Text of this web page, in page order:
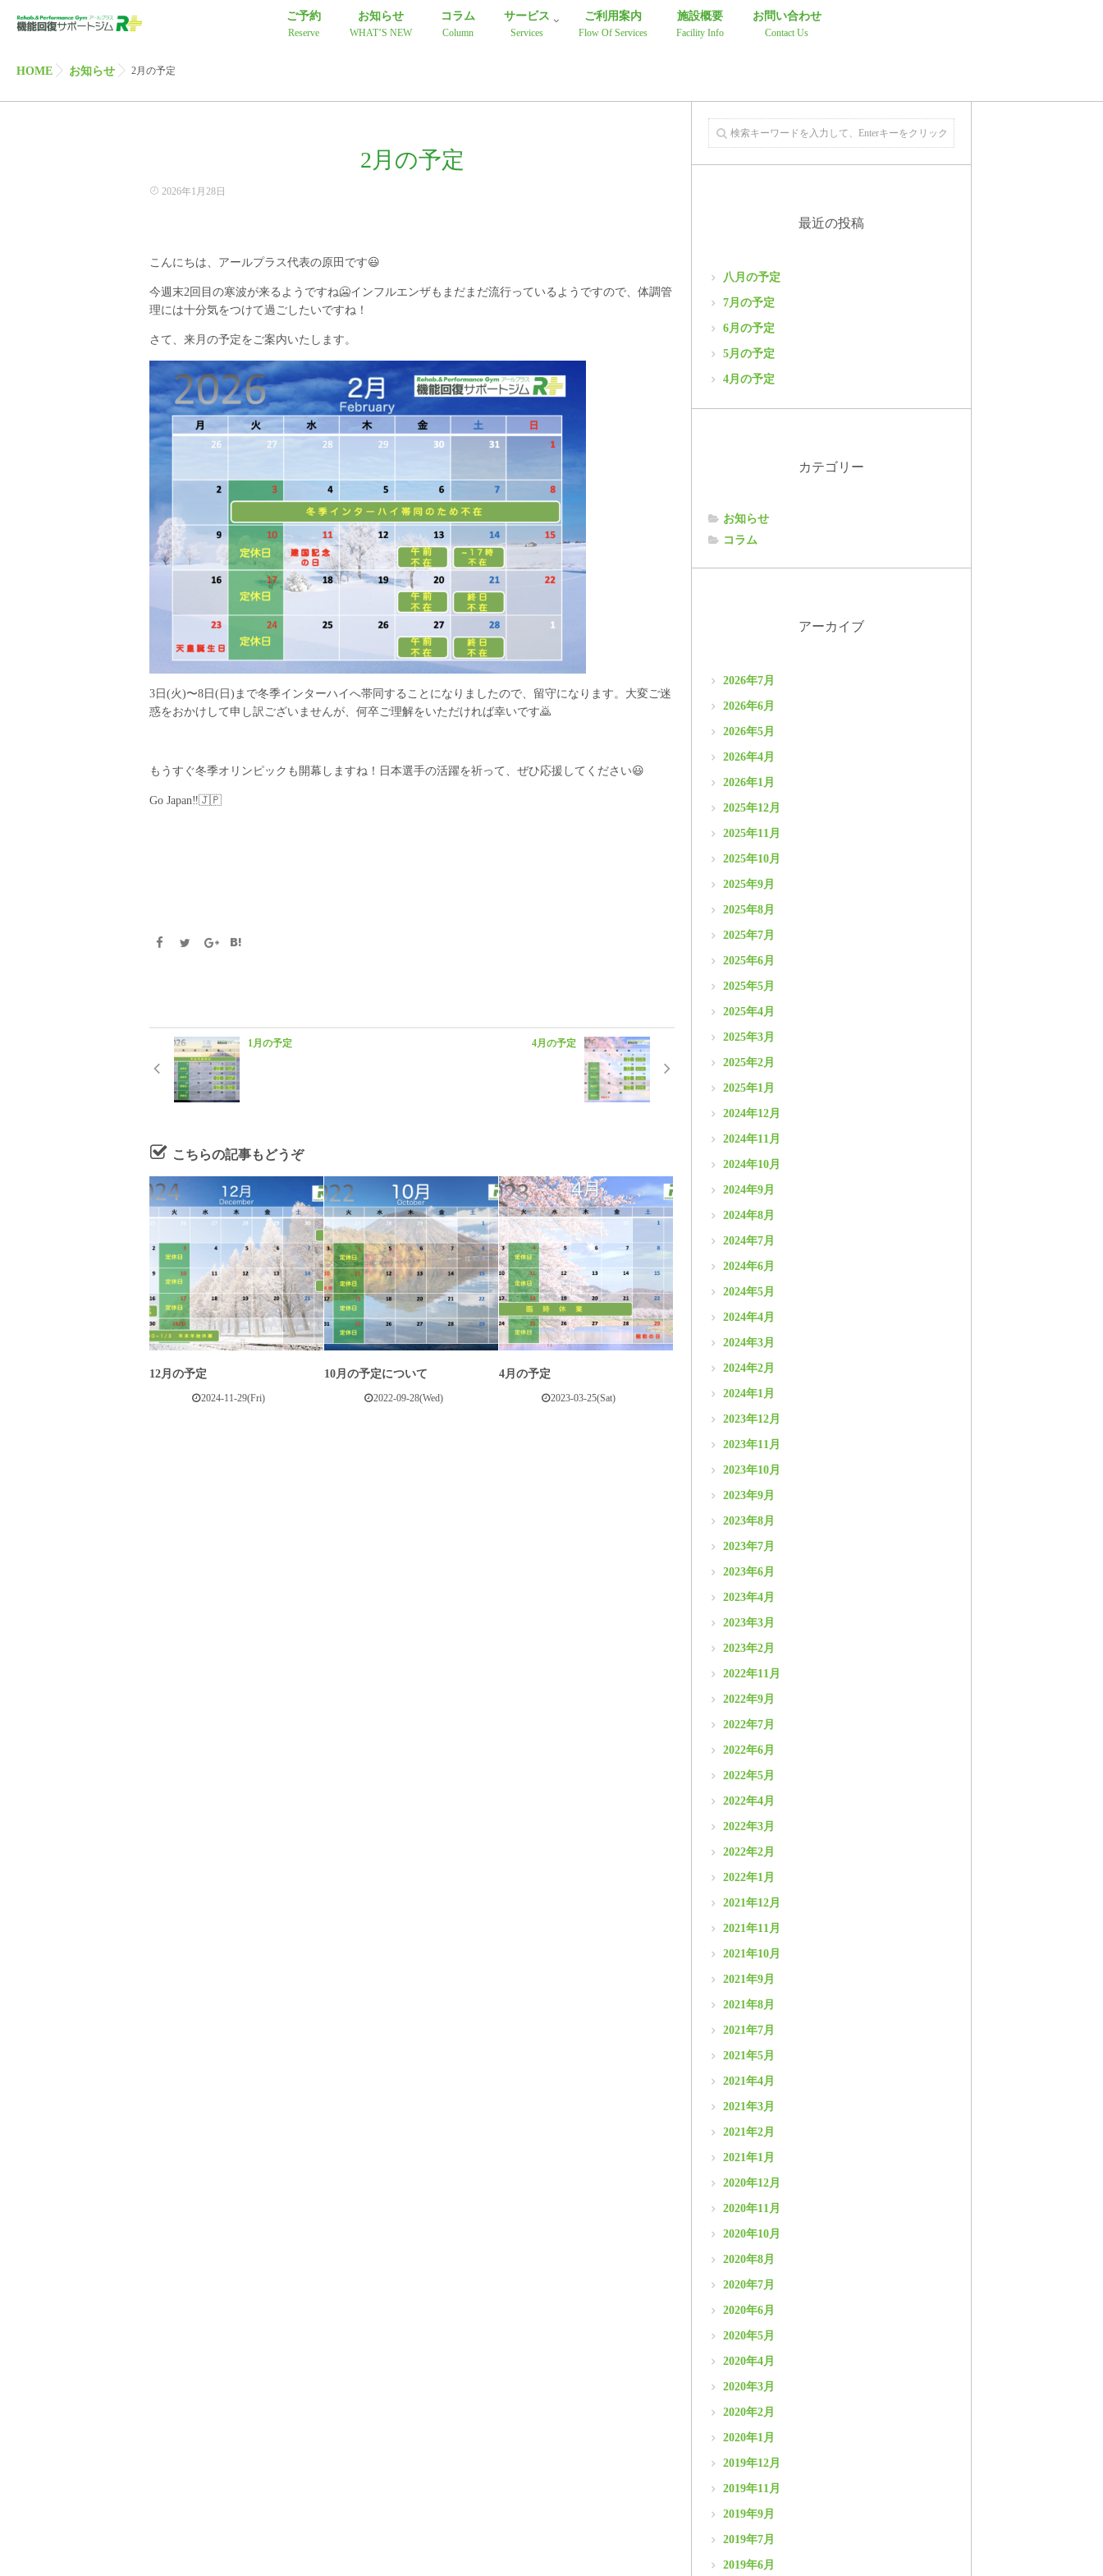
ご予約
Reserve
お知らせ
WHAT’S NEW
コラム
Column
サービス
Services
ご利用案内
Flow Of Services
施設概要
Facility Info
お問い合わせ
Contact Us
HOME お知らせ 2月の予定
2月の予定
2026年1月28日
こんにちは、アールプラス代表の原田です😃
今週末2回目の寒波が来るようですね🥶インフルエンザもまだまだ流行っているようですので、体調管
理には十分気をつけて過ごしたいですね！
さて、来月の予定をご案内いたします。
3日(火)〜8日(日)まで冬季インターハイへ帯同することになりましたので、留守になります。大変ご迷
惑をおかけして申し訳ございませんが、何卒ご理解をいただければ幸いです🙇
もうすぐ冬季オリンピックも開幕しますね！日本選手の活躍を祈って、ぜひ応援してください😃
Go Japan‼️🇯🇵
1月の予定 4月の予定
こちらの記事もどうぞ
12月の予定
2024-11-29(Fri)
10月の予定について
2022-09-28(Wed)
4月の予定
2023-03-25(Sat)
最近の投稿
八月の予定
7月の予定
6月の予定
5月の予定
4月の予定
カテゴリー
お知らせ
コラム
アーカイブ
2026年7月
2026年6月
2026年5月
2026年4月
2026年1月
2025年12月
2025年11月
2025年10月
2025年9月
2025年8月
2025年7月
2025年6月
2025年5月
2025年4月
2025年3月
2025年2月
2025年1月
2024年12月
2024年11月
2024年10月
2024年9月
2024年8月
2024年7月
2024年6月
2024年5月
2024年4月
2024年3月
2024年2月
2024年1月
2023年12月
2023年11月
2023年10月
2023年9月
2023年8月
2023年7月
2023年6月
2023年4月
2023年3月
2023年2月
2022年11月
2022年9月
2022年7月
2022年6月
2022年5月
2022年4月
2022年3月
2022年2月
2022年1月
2021年12月
2021年11月
2021年10月
2021年9月
2021年8月
2021年7月
2021年5月
2021年4月
2021年3月
2021年2月
2021年1月
2020年12月
2020年11月
2020年10月
2020年8月
2020年7月
2020年6月
2020年5月
2020年4月
2020年3月
2020年2月
2020年1月
2019年12月
2019年11月
2019年9月
2019年7月
2019年6月